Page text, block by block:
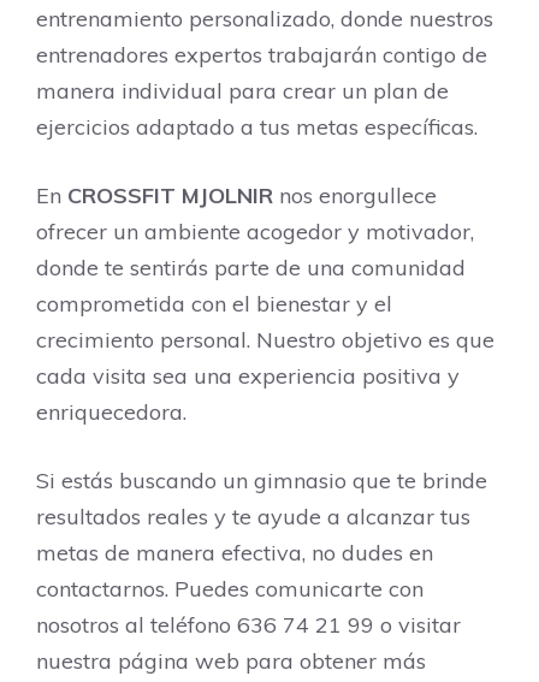
entrenamiento personalizado, donde nuestros
entrenadores expertos trabajarán contigo de
manera individual para crear un plan de
ejercicios adaptado a tus metas específicas.
En CROSSFIT MJOLNIR nos enorgullece
ofrecer un ambiente acogedor y motivador,
donde te sentirás parte de una comunidad
comprometida con el bienestar y el
crecimiento personal. Nuestro objetivo es que
cada visita sea una experiencia positiva y
enriquecedora.
Si estás buscando un gimnasio que te brinde
resultados reales y te ayude a alcanzar tus
metas de manera efectiva, no dudes en
contactarnos. Puedes comunicarte con
nosotros al teléfono 636 74 21 99 o visitar
nuestra página web para obtener más